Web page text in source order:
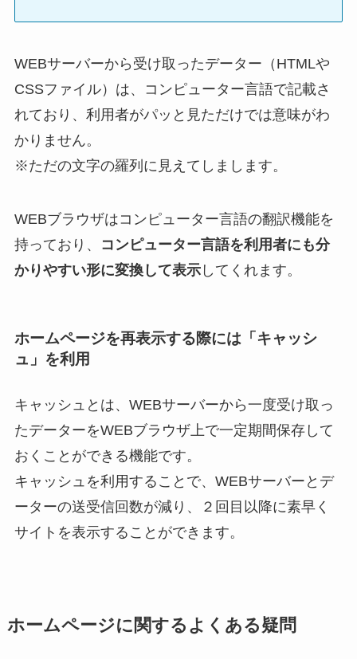
WEBサーバーから受け取ったデーター（HTMLや
CSSファイル）は、コンピューター言語で記載さ
れており、利用者がパッと見ただけでは意味がわ
かりません。
※ただの文字の羅列に見えてしまします。
WEBブラウザはコンピューター言語の翻訳機能を
持っており、
コンピューター言語を利用者にも分
かりやすい形に変換して表示してくれます。
ホームページを再表示する際には「キャッシ
ュ」を利用
キャッシュとは、WEBサーバーから一度受け取っ
たデーターをWEBブラウザ上で一定期間保存して
おくことができる機能です。
キャッシュを利用することで、WEBサーバーとデ
ーターの送受信回数が減り、２回目以降に素早く
サイトを表示することができます。
ホームページに関するよくある疑問